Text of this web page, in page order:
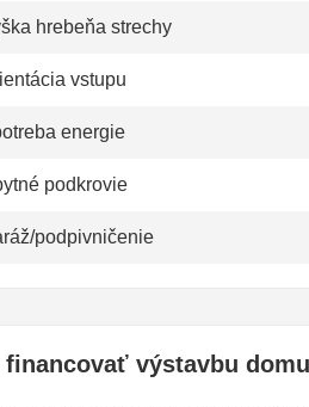
hrebeňa strechy
vstupu
energie
podkrovie
podpivničenie
financovať výstavbu